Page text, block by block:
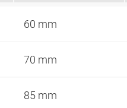
60 mm
70 mm
85 mm